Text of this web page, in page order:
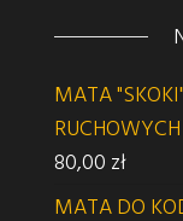
MATA
RUCHOWYCH
80,00 zł
MATA DO